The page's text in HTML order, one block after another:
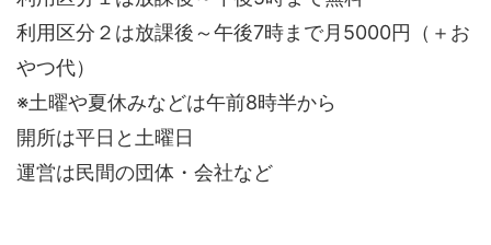
利用区分２は放課後～午後7時まで月5000円（＋お
やつ代）
※土曜や夏休みなどは午前8時半から
開所は平日と土曜日
運営は民間の団体・会社など